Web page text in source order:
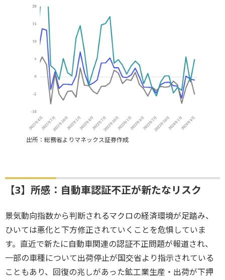
出所：総務省よりマネックス証券作成
【3】所感：自動車認証不正が新たなリスク
景気動向指数から判断されるマクロの経済環境が足踏み、
ひいては悪化と下方修正されていくことを危惧していま
す。直近で新たに自動車関連の認証不正問題が報道され、
一部の車種について出荷停止が国交省より指示されている
こともあり、回復の兆しがあった鉱工業生産・出荷が下押